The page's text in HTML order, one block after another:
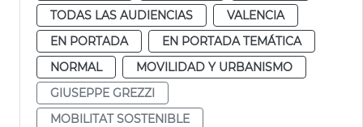
TODAS LAS AUDIENCIAS
VALENCIA
EN PORTADA
EN PORTADA TEMÁTICA
NORMAL
MOVILIDAD Y URBANISMO
GIUSEPPE GREZZI
MOBILITAT SOSTENIBLE